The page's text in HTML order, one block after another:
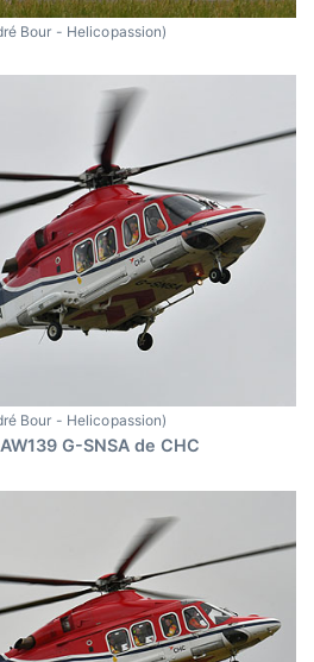
Bour - Helicopassion)
Bour - Helicopassion)
G-SNSA de CHC